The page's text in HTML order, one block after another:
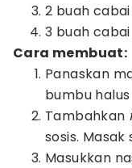
2 buah
3 buah
Cara membuat:
Panaskan
bumbu
Tambahkan
sosis.
Masukkan